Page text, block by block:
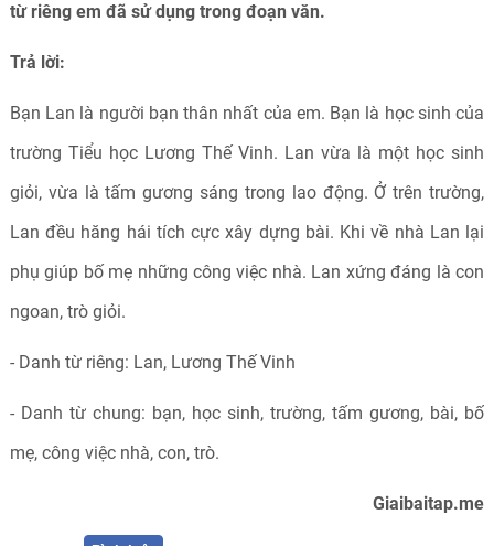
từ riêng em đã sử dụng trong đoạn văn.
Trả lời:
Bạn Lan là người bạn thân nhất của em. Bạn là học sinh của
trường Tiểu học Lương Thế Vinh. Lan vừa là một học sinh
giỏi, vừa là tấm gương sáng trong lao động. Ở trên trường,
Lan đều hăng hái tích cực xây dựng bài. Khi về nhà Lan lại
phụ giúp bố mẹ những công việc nhà. Lan xứng đáng là con
ngoan, trò giỏi.
- Danh từ riêng: Lan, Lương Thế Vinh
- Danh từ chung: bạn, học sinh, trường, tấm gương, bài, bố
mẹ, công việc nhà, con, trò.
Giaibaitap.me